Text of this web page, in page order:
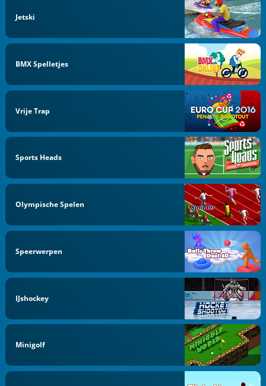
Jetski
BMX Spelletjes
Vrije Trap
Sports Heads
Olympische Spelen
Speerwerpen
IJshockey
Minigolf